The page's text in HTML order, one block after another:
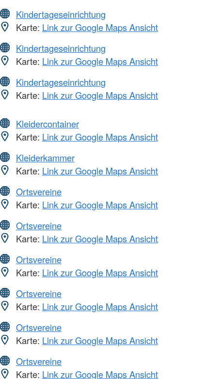
Kindertageseinrichtung
Karte: Link zur Google Maps Ansicht
Kindertageseinrichtung
Karte: Link zur Google Maps Ansicht
Kindertageseinrichtung
Karte: Link zur Google Maps Ansicht
Kleidercontainer
Karte: Link zur Google Maps Ansicht
Kleiderkammer
Karte: Link zur Google Maps Ansicht
Ortsvereine
Karte: Link zur Google Maps Ansicht
Ortsvereine
Karte: Link zur Google Maps Ansicht
Ortsvereine
Karte: Link zur Google Maps Ansicht
Ortsvereine
Karte: Link zur Google Maps Ansicht
Ortsvereine
Karte: Link zur Google Maps Ansicht
Ortsvereine
Karte: Link zur Google Maps Ansicht